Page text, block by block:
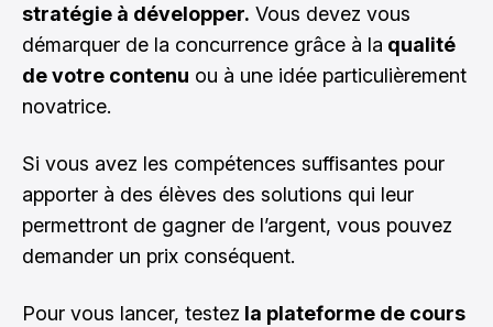
stratégie à développer. Vous devez vous
démarquer de la concurrence grâce à la qualité
de votre contenu ou à une idée particulièrement
novatrice.
Si vous avez les compétences suffisantes pour
apporter à des élèves des solutions qui leur
permettront de gagner de l’argent, vous pouvez
demander un prix conséquent.
Pour vous lancer, testez la plateforme de cours